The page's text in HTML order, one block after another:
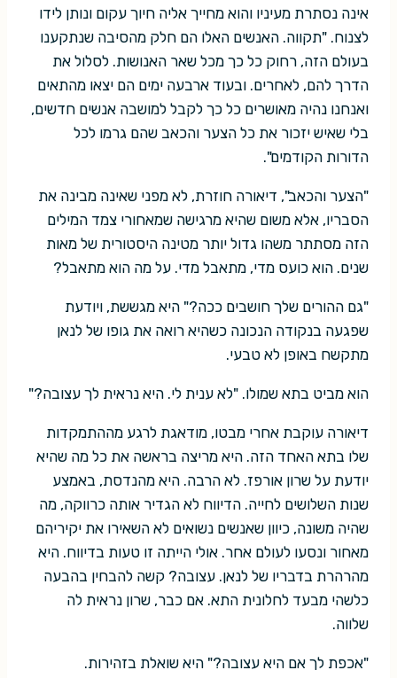
אינה נסתרת מעיניו והוא מחייך אליה חיוך עקום ונותן לידו
לצנוח. "תקווה. האנשים האלו הם חלק מהסיבה שנתקענו
בעולם הזה, רחוק כל כך מכל שאר האנושות. לסלול את
הדרך להם, לאחרים. ובעוד ארבעה ימים הם יצאו מהתאים
ואנחנו נהיה מאושרים כל כך לקבל למושבה אנשים חדשים,
בלי שאיש יזכור את כל הצער והכאב שהם גרמו לכל
הדורות הקודמים".
"הצער והכאב", דיאורה חוזרת, לא מפני שאינה מבינה את
הסבריו, אלא משום שהיא מרגישה שמאחורי צמד המילים
הזה מסתתר משהו גדול יותר מטינה היסטורית של מאות
שנים. הוא כועס מדי, מתאבל מדי. על מה הוא מתאבל?
"גם ההורים שלך חושבים ככה?" היא מגששת, ויודעת
שפגעה בנקודה הנכונה כשהיא רואה את גופו של לנאן
מתקשח באופן לא טבעי.
הוא מביט בתא שמולו. "לא ענית לי. היא נראית לך עצובה?"
דיאורה עוקבת אחרי מבטו, מודאגת לרגע מההתמקדות
שלו בתא האחד הזה. היא מריצה בראשה את כל מה שהיא
יודעת על שרון אורפז. לא הרבה. היא מהנדסת, באמצע
שנות השלושים לחייה. הדיווח לא הגדיר אותה כרווקה, מה
שהיה משונה, כיוון שאנשים נשואים לא השאירו את יקיריהם
מאחור ונסעו לעולם אחר. אולי הייתה זו טעות בדיווח. היא
מהרהרת בדבריו של לנאן. עצובה? קשה להבחין בהבעה
כלשהי מבעד לחלונית התא. אם כבר, שרון נראית לה
שלווה.
"אכפת לך אם היא עצובה?" היא שואלת בזהירות.